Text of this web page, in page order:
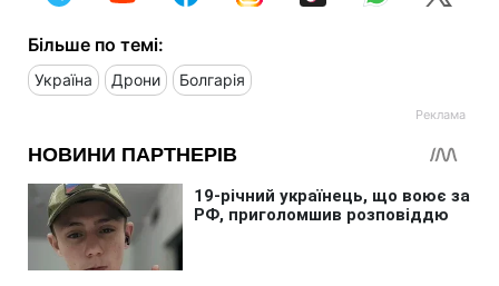
Більше по темі:
Україна Дрони Болгарія